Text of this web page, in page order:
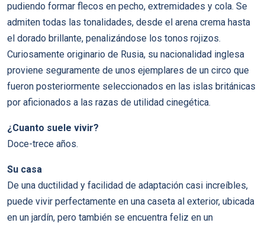
pudiendo formar flecos en pecho, extremidades y cola. Se
admiten todas las tonalidades, desde el arena crema hasta
el dorado brillante, penalizándose los tonos rojizos.
Curiosamente originario de Rusia, su nacionalidad inglesa
proviene seguramente de unos ejemplares de un circo que
fueron posteriormente seleccionados en las islas británicas
por aficionados a las razas de utilidad cinegética.
¿Cuanto suele vivir?
Doce-trece años.
Su casa
De una ductilidad y facilidad de adaptación casi increíbles,
puede vivir perfectamente en una caseta al exterior, ubicada
en un jardín, pero también se encuentra feliz en un